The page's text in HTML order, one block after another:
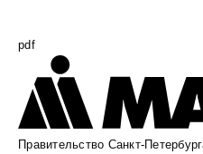
pdf
Правительство Санкт-